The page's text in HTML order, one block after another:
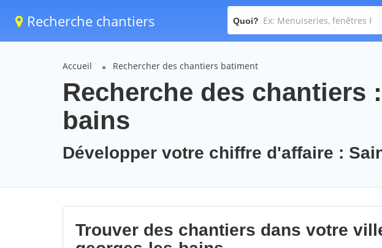
Recherche chantiers Quoi?
Accueil Rechercher des chantiers batiment
Recherche des chantiers
bains
Développer votre chiffre d'affaire :
Trouver des chantiers dans votre